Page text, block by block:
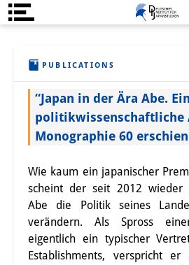
Institute
Team
Directorate
Research Team
Publications &
Science
Research Support
PUBLICATIONS
“Japan in der Ära Abe.
politikwissenschaftliche
Monographie 60
Wie kaum ein japanischer
scheint der seit 2012 wieder
Abe die Politik seines
verändern. Als Spross
eigentlich ein typischer
Establishments, verspricht